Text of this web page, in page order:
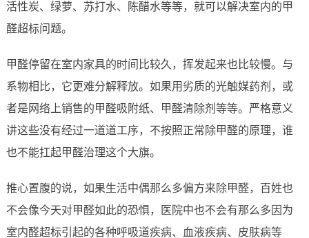
活性炭、绿萝、苏打水、陈醋水等等，就可以解决室内的甲
醛超标问题。
甲醛停留在室内家具的时间比较久，挥发起来也比较慢。与
系物相比，它更难分解释放。如果用劣质的光触媒药剂，或
者是网络上销售的甲醛吸附纸、甲醛清除剂等等。严格意义
讲这些没有经过一道道工序，不按照正常除甲醛的原理，谁
也不能扛起甲醛治理这个大旗。
推心置腹的说，如果生活中偶那么多偏方来除甲醛，百姓也
不会像今天对甲醛如此的恐惧，医院中也不会有那么多因为
室内醛超标引起的各种呼吸道疾病、血液疾病、皮肤病等